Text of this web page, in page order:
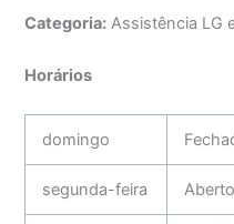
Categoria: Assistência LG
Horários
domingo
segunda-feira Aberto